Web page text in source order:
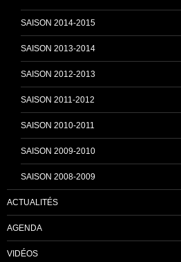
n
SAISON 2014-2015
SAISON 2013-2014
SAISON 2012-2013
SAISON 2011-2012
SAISON 2010-2011
SAISON 2009-2010
SAISON 2008-2009
ACTUALITÉS
AGENDA
VIDÉOS